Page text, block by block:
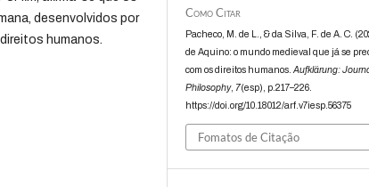
desenvolvidos por
humanos.
Como Citar
Pacheco, M. de L., & da Silva, F. de A. C.
de Aquino: o mundo medieval que já se
com os direitos humanos.Aufklärung:
Philosophy, 7(esp), p.217–226.
https://doi.org/10.18012/arf.v7iesp.56375
Fomatos de Citação